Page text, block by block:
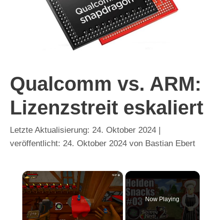
Qualcomm vs. ARM:
Lizenzstreit eskaliert
24. Oktober 2024
24. Oktober 2024 von Bastian Ebert
×
Now Playing